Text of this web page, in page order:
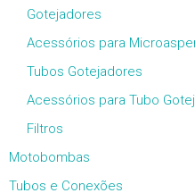
Gotejadores
Acessórios para
Tubos Gotejadores
Acessórios para Tubo
Filtros
Motobombas
Tubos e Conexões